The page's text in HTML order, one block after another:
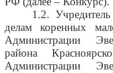
1.2.
делам коренных
Администрации
района
Администрации